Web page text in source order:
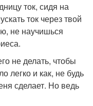
ток, сидя на
ток через твой
не научишься
не делать, чтобы
легко и как, не будь
сделает. Но ведь